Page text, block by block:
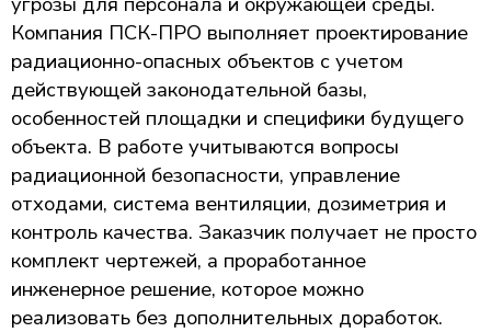
Компания ПСК-ПРО выполняет проектирование
радиационно-опасных объектов с учетом
действующей законодательной базы,
особенностей площадки и специфики будущего
объекта. В работе учитываются вопросы
радиационной безопасности, управление
отходами, система вентиляции, дозиметрия и
контроль качества. Заказчик получает не просто
комплект чертежей, а проработанное
инженерное решение, которое можно
реализовать без дополнительных доработок.